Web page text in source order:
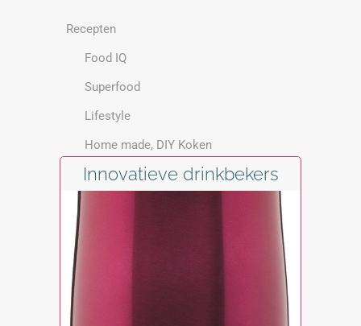
Recepten
Food IQ
Superfood
Lifestyle
Home made, DIY Koken
Innovatieve drinkbekers